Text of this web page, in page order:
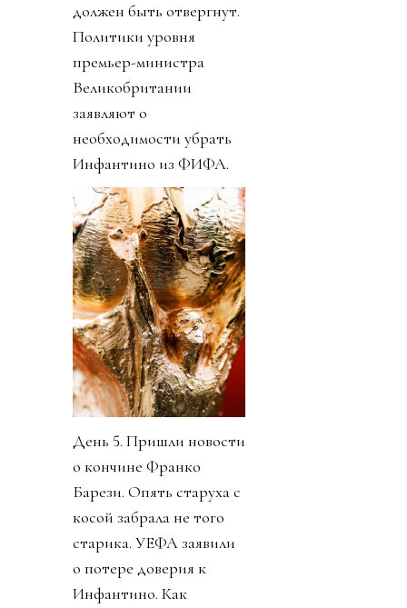
должен быть отвергнут.
Политики уровня
премьер-министра
Великобритании
заявляют о
необходимости убрать
Инфантино из ФИФА.
День 5. Пришли новости
о кончине Франко
Барези. Опять старуха с
косой забрала не того
старика. УЕФА заявили
о потере доверия к
Инфантино. Как